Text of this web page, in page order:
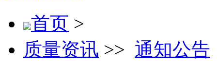
首页 >
质量资讯 >> 通知公告